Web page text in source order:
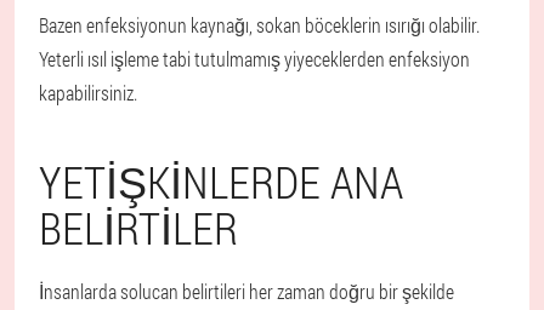
Bazen enfeksiyonun kaynağı, sokan böceklerin ısırığı olabilir.
Yeterli ısıl işleme tabi tutulmamış yiyeceklerden enfeksiyon
kapabilirsiniz.
YETIŞKINLERDE ANA
BELIRTILER
İnsanlarda solucan belirtileri her zaman doğru bir şekilde